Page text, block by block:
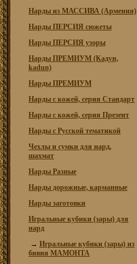
Нарды из МАССИВА (Армения)
Нарды ПЕРСИЯ сюжеты
Нарды ПЕРСИЯ узоры
Нарды ПРЕМИУМ (Кадун,
kadun)
Нарды ПРЕМИУМ
Нарды с кожей, серия Стандарт
Нарды с кожей, серия Презент
Нарды с Русской тематикой
Чехлы и сумки для нард,
шахмат
Нарды Разные
Нарды дорожные, карманные
Нарды заготовки
Игральные кубики (зары) для
нард
→ Игральные кубики (зары) из
бивня МАМОНТА